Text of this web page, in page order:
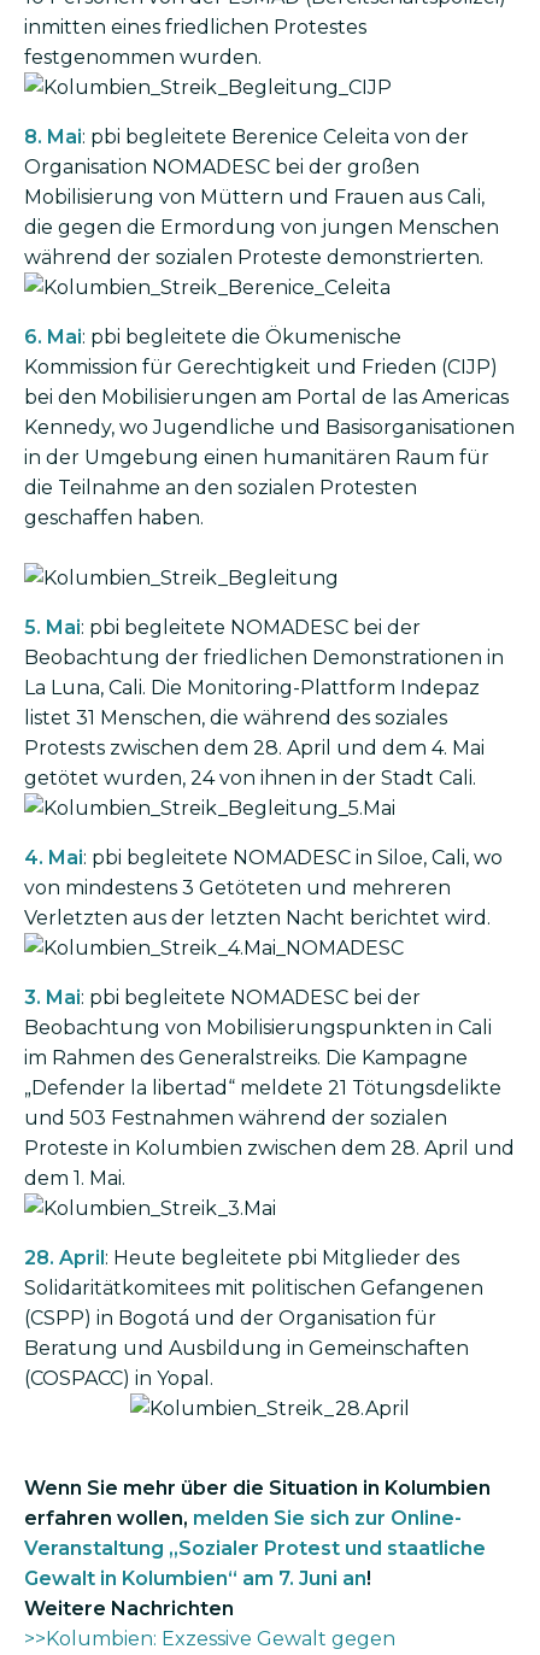
inmitten eines friedlichen Protestes
festgenommen wurden.
Bild
8. Mai: pbi begleitete Berenice Celeita von der
Organisation NOMADESC bei der großen
Mobilisierung von Müttern und Frauen aus Cali,
die gegen die Ermordung von jungen Menschen
während der sozialen Proteste demonstrierten.
Bild
6. Mai: pbi begleitete die Ökumenische
Kommission für Gerechtigkeit und Frieden (CIJP)
bei den Mobilisierungen am Portal de las Americas
Kennedy, wo Jugendliche und Basisorganisationen
in der Umgebung einen humanitären Raum für
die Teilnahme an den sozialen Protesten
geschaffen haben.
Bild
5. Mai: pbi begleitete NOMADESC bei der
Beobachtung der friedlichen Demonstrationen in
La Luna, Cali. Die Monitoring-Plattform Indepaz
listet 31 Menschen, die während des soziales
Protests zwischen dem 28. April und dem 4. Mai
getötet wurden, 24 von ihnen in der Stadt Cali.
Bild
4. Mai: pbi begleitete NOMADESC in Siloe, Cali, wo
von mindestens 3 Getöteten und mehreren
Verletzten aus der letzten Nacht berichtet wird.
Bild
3. Mai: pbi begleitete NOMADESC bei der
Beobachtung von Mobilisierungspunkten in Cali
im Rahmen des Generalstreiks. Die Kampagne
„Defender la libertad“ meldete 21 Tötungsdelikte
und 503 Festnahmen während der sozialen
Proteste in Kolumbien zwischen dem 28. April und
dem 1. Mai.
Bild
28. April: Heute begleitete pbi Mitglieder des
Solidaritätkomitees mit politischen Gefangenen
(CSPP) in Bogotá und der Organisation für
Beratung und Ausbildung in Gemeinschaften
(COSPACC) in Yopal.
Bild
Wenn Sie mehr über die Situation in Kolumbien
erfahren wollen, melden Sie sich zur Online-
Veranstaltung „Sozialer Protest und staatliche
Gewalt in Kolumbien“ am 7. Juni an!
Weitere Nachrichten
>>Kolumbien: Exzessive Gewalt gegen